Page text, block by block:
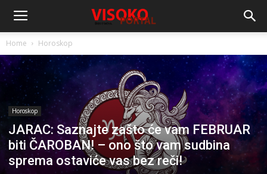
Home Horoskop
Horoskop
JARAC: Saznajte zašto će vam FEBRUAR
biti ČAROBAN! – ono što vam sudbina
sprema ostaviće vas bez reči!